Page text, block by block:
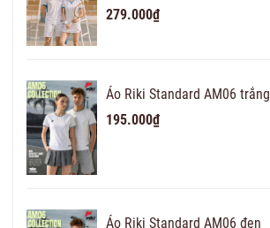
279.000₫
Áo Riki Standard AM06 trắng
195.000₫
Áo Riki Standard AM06 đen